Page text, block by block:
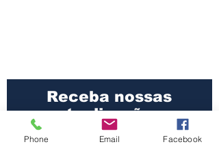
Receba nossas
atualizações
Phone Email Facebook